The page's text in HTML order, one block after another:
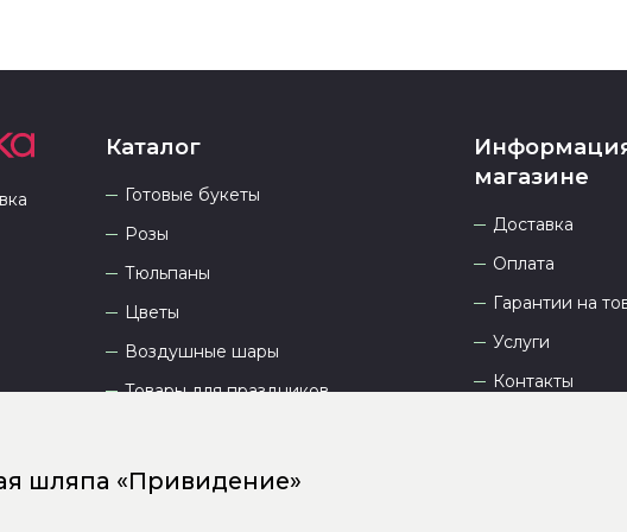
шляпа «Привидение»
Каталог
Готовые букеты
Розы
Тюльпаны
Цветы
Воздушные шары
Товары для праздников
магазине
Доставка
Оплата
Гарантии на
Услуги
Контакты